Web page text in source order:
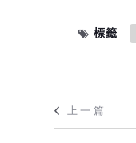
標籤
上一篇